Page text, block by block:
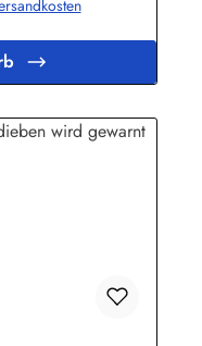
geht's zu den
Bini Inh. Eda
1a22457